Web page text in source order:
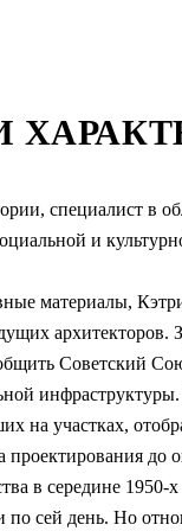
специалист в
и
материалы,
архитекторов.
Советский
на участках,
проектирования до
в середине
по сей день. Но